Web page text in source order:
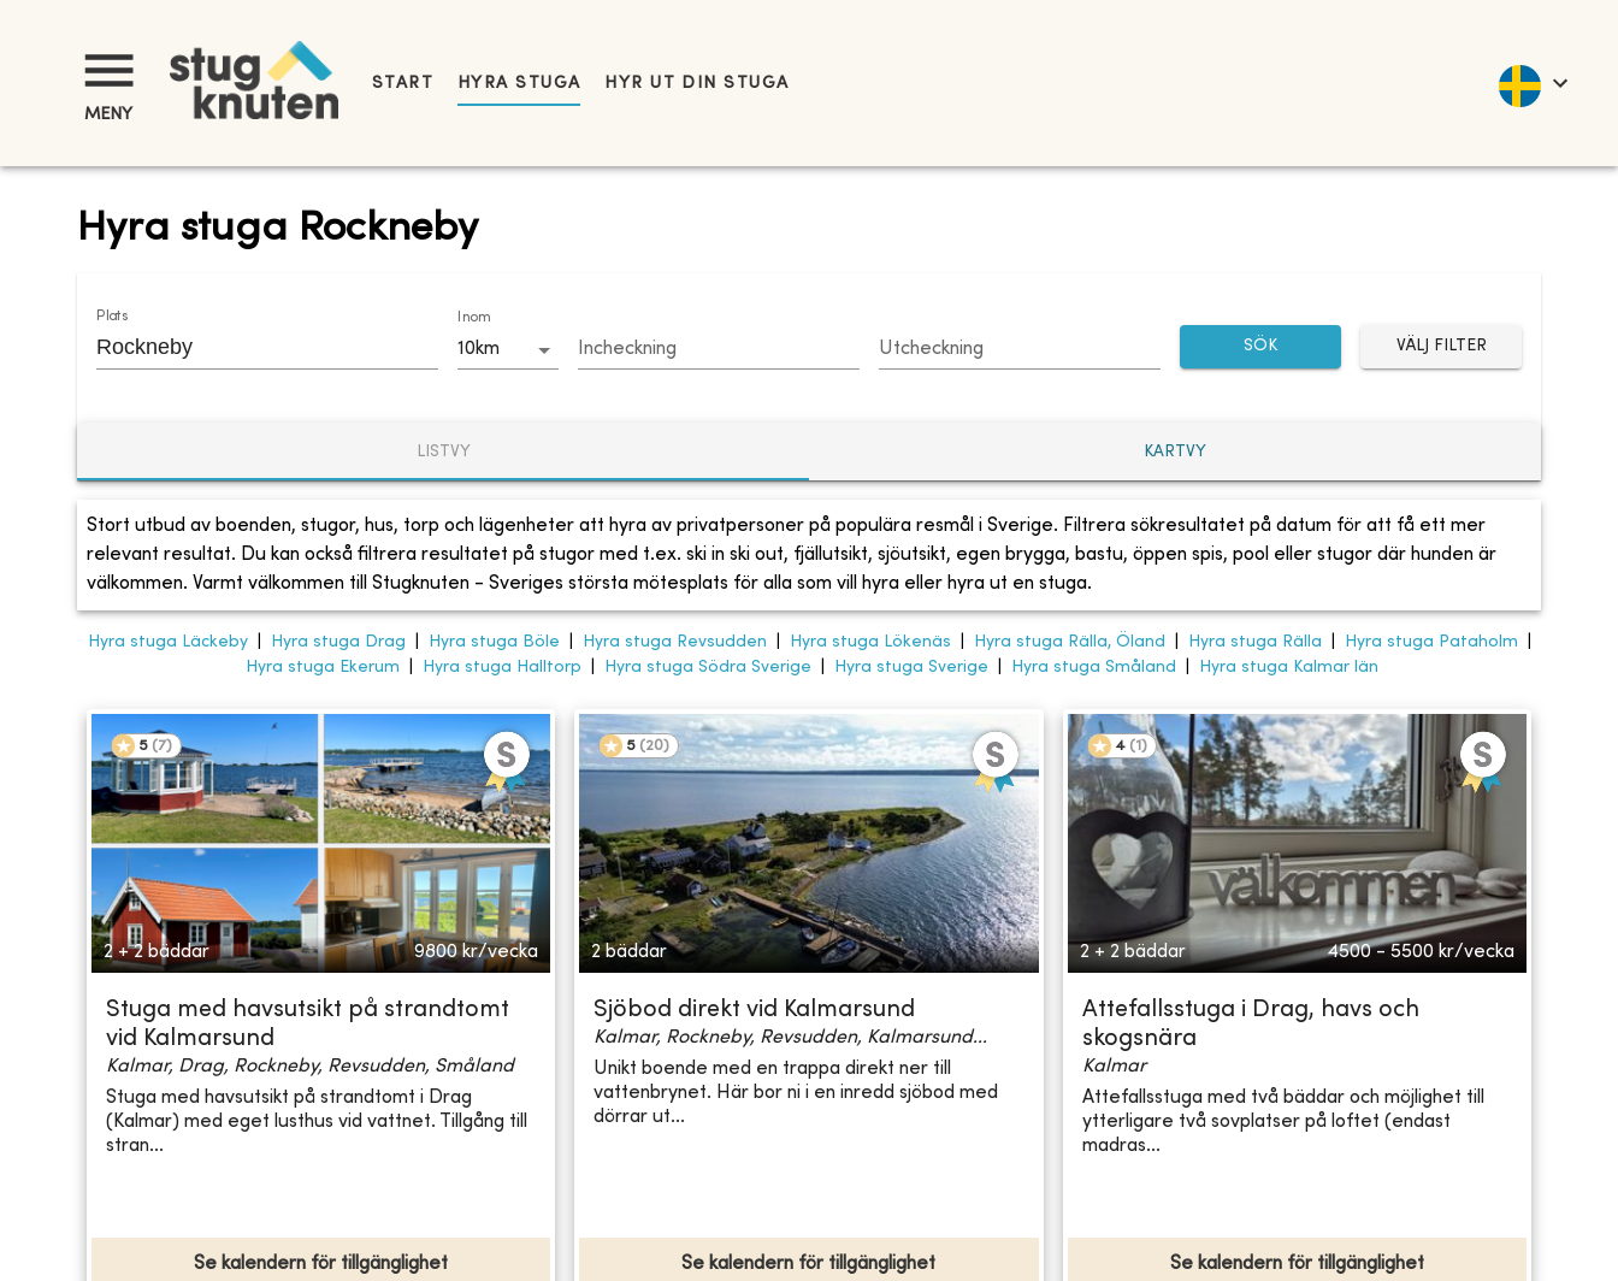
MENY
START HYRA STUGA HYR UT DIN STUGA
Hyra stuga Rockneby
Plats Inom
10km Incheckning Utcheckning SÖK VÄLJ FILTER
LISTVY KARTVY
Stort utbud av boenden, stugor, hus, torp och lägenheter att hyra av privatpersoner på populära resmål i Sverige. Filtrera sökresultatet på datum för att få ett mer
relevant resultat. Du kan också filtrera resultatet på stugor med t.ex. ski in ski out, fjällutsikt, sjöutsikt, egen brygga, bastu, öppen spis, pool eller stugor där hunden är
välkommen. Varmt välkommen till Stugknuten - Sveriges största mötesplats för alla som vill hyra eller hyra ut en stuga.
Hyra stuga Läckeby| Hyra stuga Drag Hyra stuga Böle Hyra stuga Revsudden Hyra stuga Lökenäs Hyra stuga Rälla, Öland Hyra stuga Rälla Hyra stuga Pataholm
Hyra stuga Ekerum
Hyra stuga Halltorp Hyra stuga Södra Sverige Hyra stuga Sverige Hyra stuga Småland Hyra stuga Kalmar län
5 (7)
2 + 2 bäddar 9800 kr/vecka
Stuga med havsutsikt på strandtomt
vid Kalmarsund
Kalmar, Drag, Rockneby, Revsudden, Småland
Stuga med havsutsikt på strandtomt i Drag
(Kalmar) med eget lusthus vid vattnet. Tillgång till
stran...
Se kalendern för tillgänglighet
5 (20)
2 bäddar
Sjöbod direkt vid Kalmarsund
Kalmar, Rockneby, Revsudden, Kalmarsund...
Unikt boende med en trappa direkt ner till
vattenbrynet. Här bor ni i en inredd sjöbod med
dörrar ut...
Se kalendern för tillgänglighet
4 (1 )
2 + 2 bäddar 4500 - 5500 kr/vecka
Attefallsstuga i Drag, havs och
skogsnära
Kalmar
Attefallsstuga med två bäddar och möjlighet till
ytterligare två sovplatser på loftet (endast
madras...
Se kalendern för tillgänglighet